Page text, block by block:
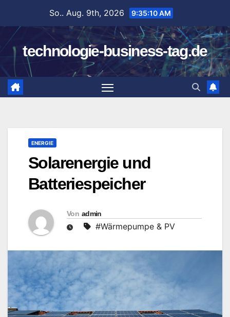
springen
So.. Aug. 9th, 2026 9:35:11 AM
technologie-business-tag.de
ENERGIE
Solarenergie und
Batteriespeicher
Von admin
#Wärmepumpe & PV